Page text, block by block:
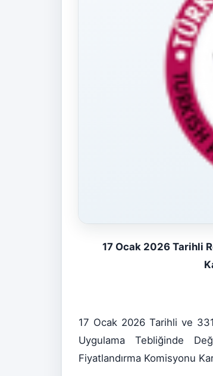
17 Ocak 2026 Tarihli
17 Ocak 2026 Tarihli ve
Uygulama Tebliğinde
Fiyatlandırma Komisyonu